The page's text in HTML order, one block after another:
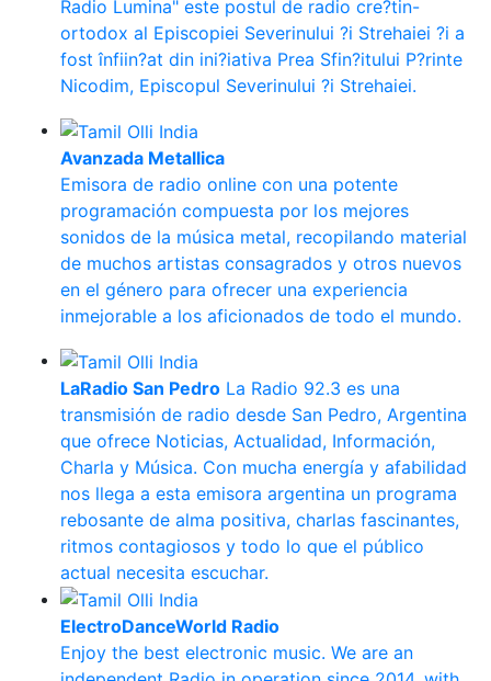
Radio Lumina" este postul de radio cre?tin-
ortodox al Episcopiei Severinului ?i Strehaiei ?i a
fost înfiin?at din ini?iativa Prea Sfin?itului P?rinte
Nicodim, Episcopul Severinului ?i Strehaiei.
Avanzada Metallica
Emisora de radio online con una potente
programación compuesta por los mejores
sonidos de la música metal, recopilando material
de muchos artistas consagrados y otros nuevos
en el género para ofrecer una experiencia
inmejorable a los aficionados de todo el mundo.
LaRadio San Pedro La Radio 92.3 es una
transmisión de radio desde San Pedro, Argentina
que ofrece Noticias, Actualidad, Información,
Charla y Música. Con mucha energía y afabilidad
nos llega a esta emisora argentina un programa
rebosante de alma positiva, charlas fascinantes,
ritmos contagiosos y todo lo que el público
actual necesita escuchar.
ElectroDanceWorld Radio
Enjoy the best electronic music. We are an